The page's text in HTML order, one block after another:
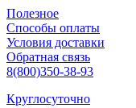
Полезное
Способы оплаты
Условия доставки
Обратная связь
8(800)350-38-93
Круглосуточно